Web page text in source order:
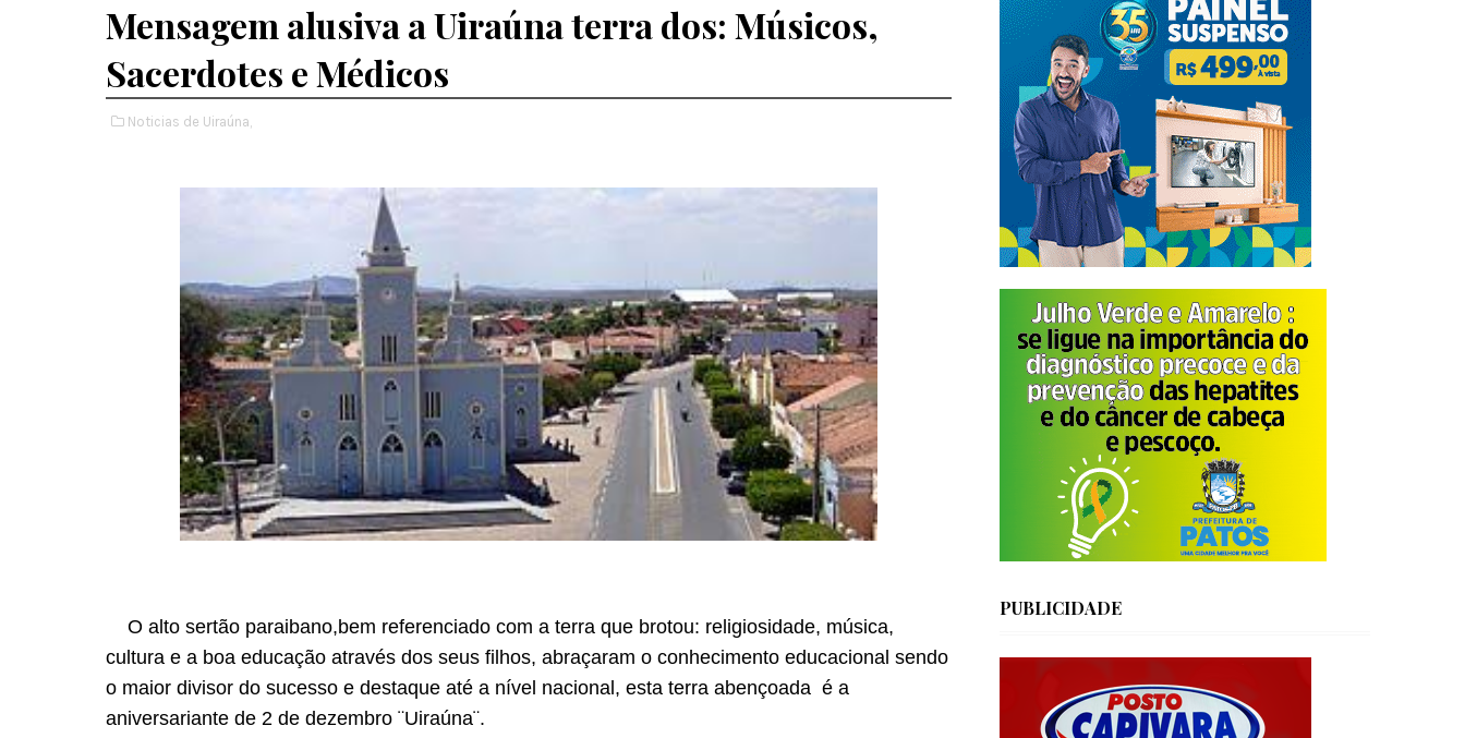
Mensagem alusiva a Uiraúna terra dos: Músicos,
Sacerdotes e Médicos
Noticias de Uiraúna,
O alto sertão paraibano,bem referenciado com a terra que brotou: religiosidade, música,
cultura e a boa educação através dos seus filhos, abraçaram o conhecimento educacional sendo
o maior divisor do sucesso e destaque até a nível nacional, esta terra abençoada é a
aniversariante de 2 de dezembro ¨Uiraúna¨.
PUBLICIDADE